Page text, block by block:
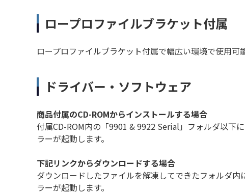
ロープロファイルブラケット付属
ロープロファイルブラケット付属で幅広い環境で使用可
ドライバー・ソフトウェア
商品付属のCD-ROMからインストールする場合
付属CD-ROM内の「9901 & 9922 Serial」フォルダ以下
ラーが起動します。
下記リンクからダウンロードする場合
ダウンロードしたファイルを解凍してできたフォルダ
ラーが起動します。